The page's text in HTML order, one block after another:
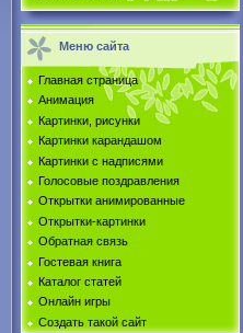
Меню сайта
Главная страница
Анимация
Картинки, рисунки
Картинки карандашом
Картинки с надписями
Голосовые поздравления
Открытки анимированные
Открытки-картинки
Обратная связь
Гостевая книга
Каталог статей
Онлайн игры
Создать такой сайт